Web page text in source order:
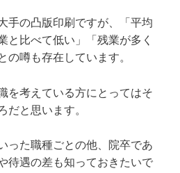
手の凸版印刷ですが、「平均
と比べて低い」「残業が多く
の噂も存在しています。
を考えている方にとってはそ
だと思います。
った職種ごとの他、院卒であ
待遇の差も知っておきたいで